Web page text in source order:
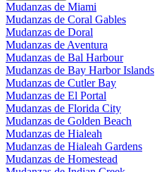
Mudanzas de Miami
Mudanzas de Coral Gables
Mudanzas de Doral
Mudanzas de Aventura
Mudanzas de Bal Harbour
Mudanzas de Bay Harbor Islands
Mudanzas de Cutler Bay
Mudanzas de El Portal
Mudanzas de Florida City
Mudanzas de Golden Beach
Mudanzas de Hialeah
Mudanzas de Hialeah Gardens
Mudanzas de Homestead